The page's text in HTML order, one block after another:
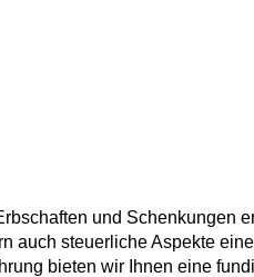
und Schenkungen
auch steuerliche Aspekte
bieten wir Ihnen eine